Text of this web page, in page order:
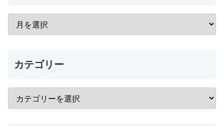
カテゴリー